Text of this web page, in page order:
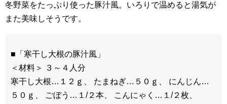
冬野菜をたっぷり使った豚汁風。いろりで温めると湯気が
また美味しそうです。
■「寒干し大根の豚汁風」
＜材料＞ ３～４人分
寒干し大根…１２ｇ、 たまねぎ…５０ｇ、 にんじん…
５０ｇ、 ごぼう…１/２本、 こんにゃく…１/２枚、